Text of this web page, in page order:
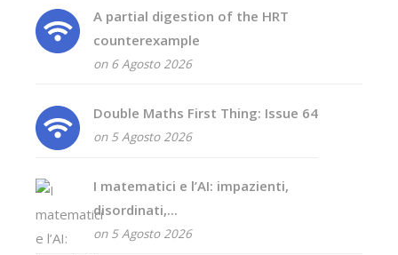
A partial digestion of the HRT
counterexample
on 6 Agosto 2026
Double Maths First Thing: Issue 64
on 5 Agosto 2026
I matematici e l’AI: impazienti,
disordinati,...
on 5 Agosto 2026